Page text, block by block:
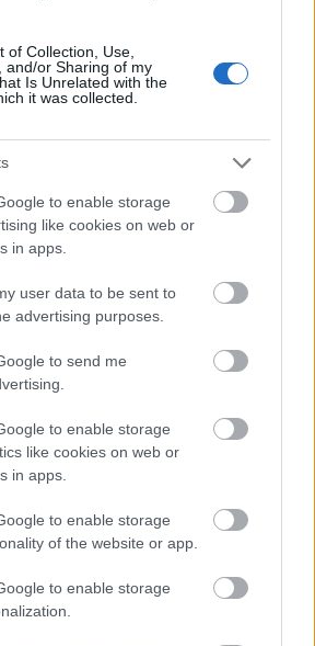
of Collection, Use,
and/or Sharing of my
Is Unrelated with the
it was collected.
to enable storage
like cookies on web or
in apps.
user data to be sent to
advertising purposes.
to send me
to enable storage
like cookies on web or
in apps.
to enable storage
of the website or app.
to enable storage
bordeaux-i
ha valakivel ...
Zoltán: „A bérköltség-
neoliberalizmus
03.
gazdaság legnagyobb
a munkahelyek
hogy Hollande elnök nyíltan ettől